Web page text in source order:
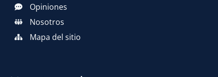
Opiniones
Nosotros
Mapa del sitio